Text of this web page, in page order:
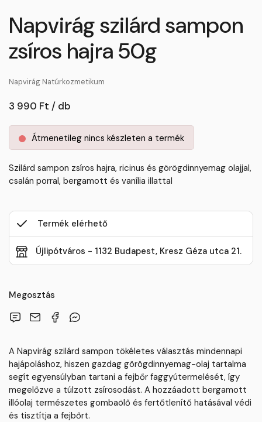
Napvirág szilárd sampon
zsíros hajra 50g
Napvirág Natúrkozmetikum
3 990 Ft / db
Átmenetileg nincs készleten a termék
Szilárd sampon zsíros hajra, ricinus és görögdinnyemag olajjal,
csalán porral, bergamott és vanília illattal
Termék elérhető
Újlipótváros - 1132 Budapest, Kresz Géza utca 21.
Megosztás
A Napvirág szilárd sampon tökéletes választás mindennapi
hajápoláshoz, hiszen gazdag görögdinnyemag-olaj tartalma
segít egyensúlyban tartani a fejbőr faggyútermelését, így
megelőzve a túlzott zsírosodást. A hozzáadott bergamott
illóolaj természetes gombaölő és fertőtlenítő hatásával védi
és tisztítja a fejbőrt.